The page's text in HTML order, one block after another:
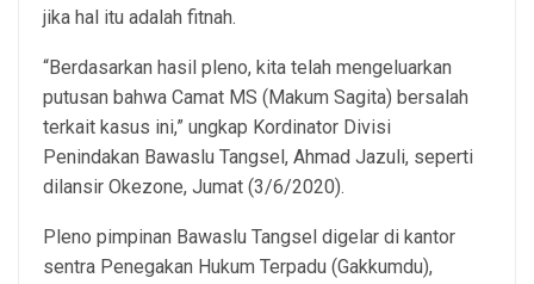
jika hal itu adalah fitnah.
“Berdasarkan hasil pleno, kita telah mengeluarkan
putusan bahwa Camat MS (Makum Sagita) bersalah
terkait kasus ini,” ungkap Kordinator Divisi
Penindakan Bawaslu Tangsel, Ahmad Jazuli, seperti
dilansir Okezone, Jumat (3/6/2020).
Pleno pimpinan Bawaslu Tangsel digelar di kantor
sentra Penegakan Hukum Terpadu (Gakkumdu),